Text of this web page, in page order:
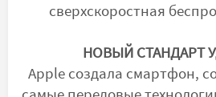
сверхскоростная
НОВЫЙ СТАНДАРТ
Apple создала смартфон,